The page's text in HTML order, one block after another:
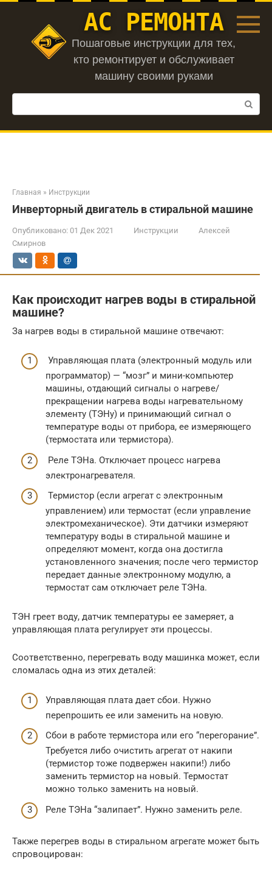
Перейти
АС РЕМОНТА
Пошаговые инструкции для тех,
кто ремонтирует и обслуживает
машину своими руками
Поиск:
Главная » Инструкции
Инверторный двигатель в стиральной машине
Опубликовано: 01 Дек 2021 Инструкции
Алексей
Смирнов
Как происходит нагрев воды в стиральной
машине?
За нагрев воды в стиральной машине отвечают:
Управляющая плата (электронный модуль или
программатор) — “мозг” и мини-компьютер
машины, отдающий сигналы о нагреве/
прекращении нагрева воды нагревательному
элементу (ТЭНу) и принимающий сигнал о
температуре воды от прибора, ее измеряющего
(термостата или термистора).
Реле ТЭНа. Отключает процесс нагрева
электронагревателя.
Термистор (если агрегат с электронным
управлением) или термостат (если управление
электромеханическое). Эти датчики измеряют
температуру воды в стиральной машине и
определяют момент, когда она достигла
установленного значения; после чего термистор
передает данные электронному модулю, а
термостат сам отключает реле ТЭНа.
ТЭН греет воду, датчик температуры ее замеряет, а
управляющая плата регулирует эти процессы.
Соответственно, перегревать воду машинка может, если
сломалась одна из этих деталей:
Управляющая плата дает сбои. Нужно
перепрошить ее или заменить на новую.
Сбои в работе термистора или его “перегорание”.
Требуется либо очистить агрегат от накипи
(термистор тоже подвержен накипи!) либо
заменить термистор на новый. Термостат
можно только заменить на новый.
Реле ТЭНа “залипает”. Нужно заменить реле.
Также перегрев воды в стиральном агрегате может быть
спровоцирован: